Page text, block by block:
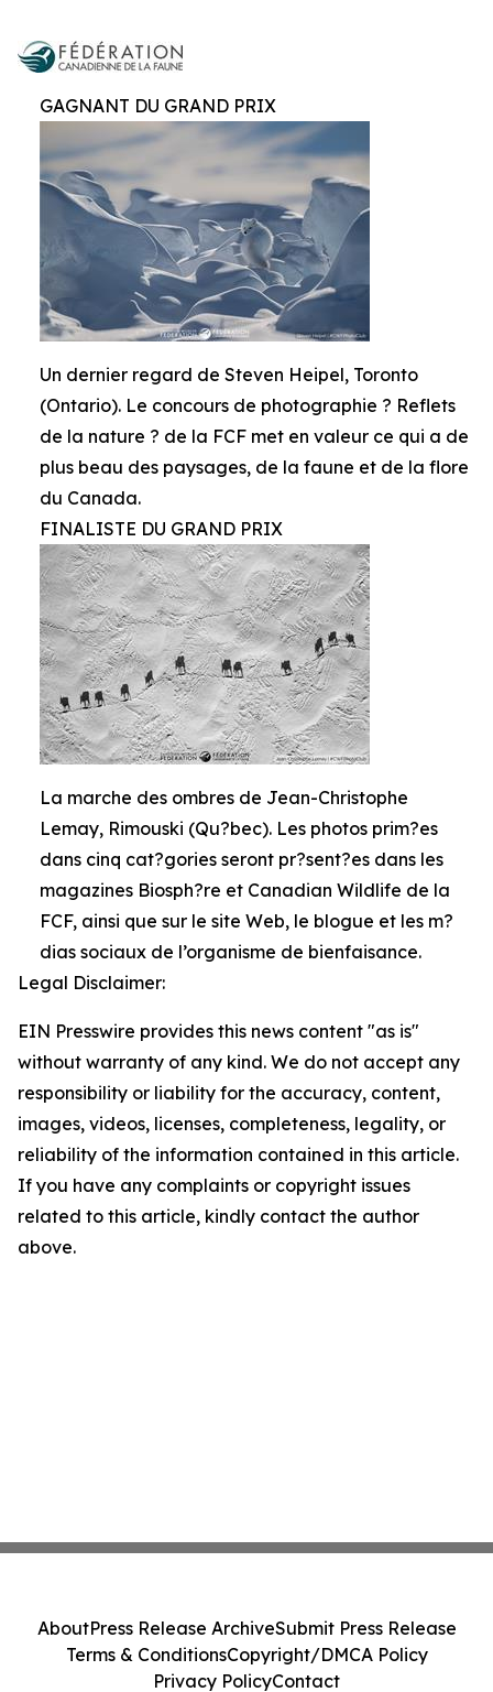
GAGNANT DU GRAND PRIX
Un dernier regard de Steven Heipel, Toronto
(Ontario). Le concours de photographie ? Reflets
de la nature ? de la FCF met en valeur ce qui a de
plus beau des paysages, de la faune et de la flore
du Canada.
FINALISTE DU GRAND PRIX
La marche des ombres de Jean-Christophe
Lemay, Rimouski (Qu?bec). Les photos prim?es
dans cinq cat?gories seront pr?sent?es dans les
magazines Biosph?re et Canadian Wildlife de la
FCF, ainsi que sur le site Web, le blogue et les m?
dias sociaux de l’organisme de bienfaisance.
Legal Disclaimer:
EIN Presswire provides this news content "as is"
without warranty of any kind. We do not accept any
responsibility or liability for the accuracy, content,
images, videos, licenses, completeness, legality, or
reliability of the information contained in this article.
If you have any complaints or copyright issues
related to this article, kindly contact the author
above.
AboutPress Release ArchiveSubmit Press Release
Terms & ConditionsCopyright/DMCA Policy
Privacy PolicyContact